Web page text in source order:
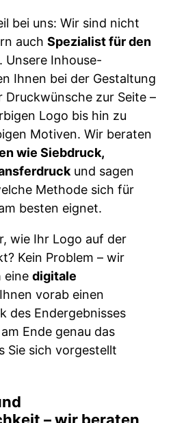
bei uns: Wir sind nicht
auch Spezialist für den
Inhouse-
Ihnen bei der Gestaltung
Druckwünsche zur Seite –
Logo bis hin zu
Motiven. Wir beraten
wie Siebdruck,
und sagen
Methode sich für
besten eignet.
wie Ihr Logo auf der
Kein Problem – wir
eine digitale
vorab einen
des Endergebnisses
Ende genau das
Sie sich vorgestellt